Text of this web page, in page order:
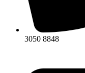
3050 8848